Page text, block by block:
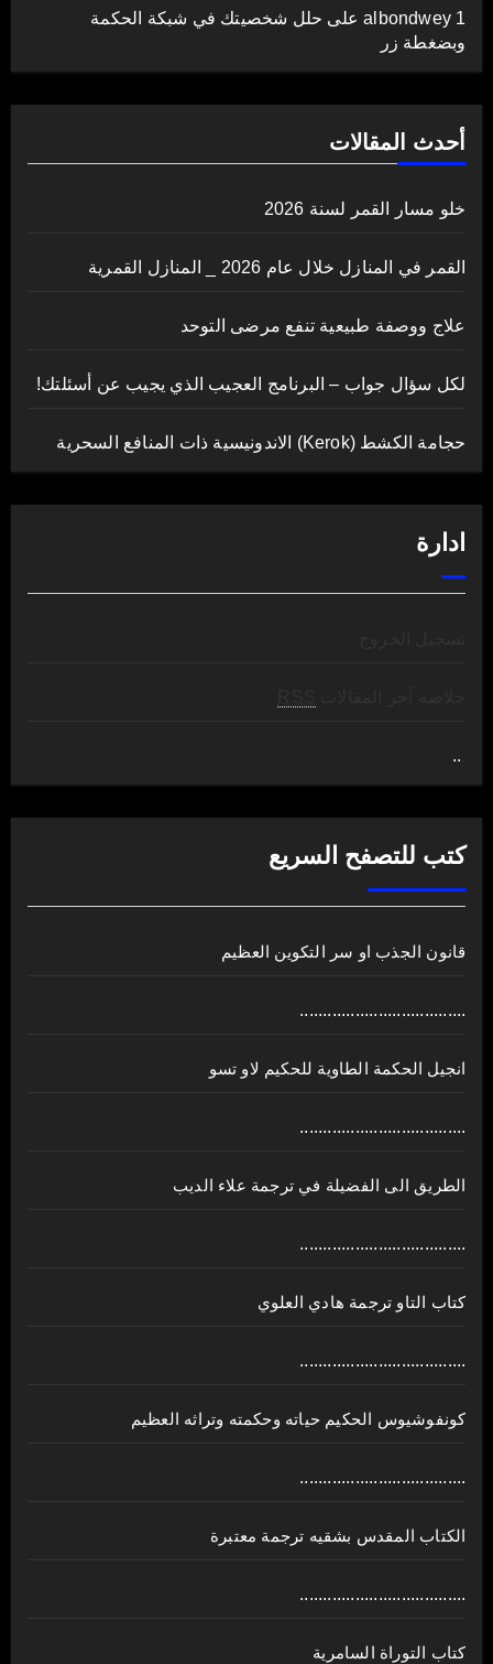
albondwey 1على حلل شخصيتك في شبكة الحكمة
وبضغطة زر
أحدث المقالات
خلو مسار القمر لسنة 2026
القمر في المنازل خلال عام 2026 _ المنازل القمرية
علاج ووصفة طبيعية تنفع مرضى التوحد
لكل سؤال جواب – البرنامج العجيب الذي يجيب عن أسئلتك!
حجامة الكشط (Kerok) الاندونيسية ذات المنافع السحرية
ادارة
..
كتب للتصفح السريع
قانون الجذب او سر التكوين العظيم
....................................
انجيل الحكمة الطاوية للحكيم لاو تسو
....................................
الطريق الى الفضيلة في ترجمة علاء الديب
....................................
كتاب التاو ترجمة هادي العلوي
....................................
كونفوشيوس الحكيم حياته وحكمته وتراثه العظيم
....................................
الكتاب المقدس بشقيه ترجمة معتبرة
....................................
كتاب التوراة السامرية